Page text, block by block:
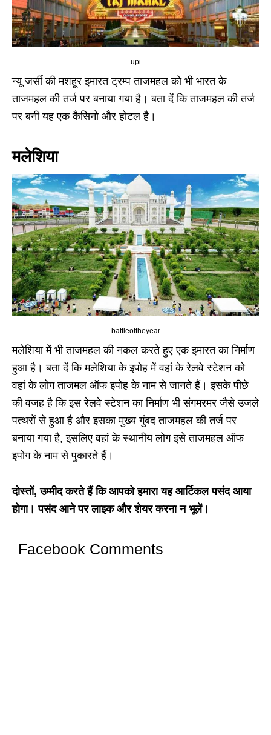
upi
न्यू जर्सी की मशहूर इमारत ट्रम्प ताजमहल को भी भारत के
ताजमहल की तर्ज पर बनाया गया है। बता दें कि ताजमहल की तर्ज
पर बनी यह एक कैसिनो और होटल है।
मलेशिया
battleoftheyear
मलेशिया में भी ताजमहल की नकल करते हुए एक इमारत का निर्माण
हुआ है। बता दें कि मलेशिया के इपोह में वहां के रेलवे स्टेशन को
वहां के लोग ताजमल ऑफ इपोह के नाम से जानते हैं। इसके पीछे
की वजह है कि इस रेलवे स्टेशन का निर्माण भी संगमरमर जैसे उजले
पत्थरों से हुआ है और इसका मुख्य गुंबद ताजमहल की तर्ज पर
बनाया गया है, इसलिए वहां के स्थानीय लोग इसे ताजमहल ऑफ
इपोग के नाम से पुकारते हैं।
दोस्तों, उम्मीद करते हैं कि आपको हमारा यह आर्टिकल पसंद आया
होगा। पसंद आने पर लाइक और शेयर करना न भूलें।
Facebook Comments